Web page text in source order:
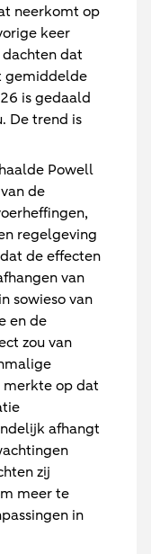
neerkomt op
keer
dat
gemiddelde
is gedaald
De trend is
Powell
de
regelgeving
de effecten
van
sowieso van
en de
zou van
merkte op dat
afhangt
zij
meer te
in